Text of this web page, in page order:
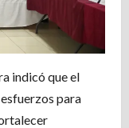
indicó que el
para